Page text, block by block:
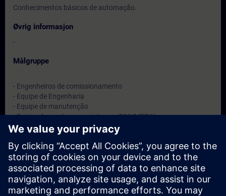
Conhecimentos básicos de automação.
Øvrig informasjon
-
Målgruppe
- Engenheiros de comissionamento
- Equipe de Engenharia
- Equipe de manutenção
- Equipe de vendas para sistemas SINUMERIK
Datoer og påmelding
For øyeblikket er det ingen arrangementer
tilgjengelig